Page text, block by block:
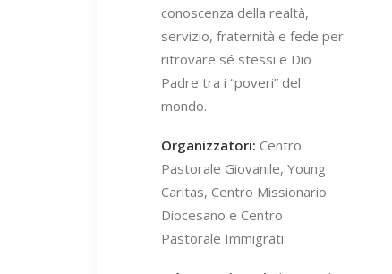
conoscenza della realtà,
servizio, fraternità e fede per
ritrovare sé stessi e Dio
Padre tra i “poveri” del
mondo.
Organizzatori: Centro
Pastorale Giovanile, Young
Caritas, Centro Missionario
Diocesano e Centro
Pastorale Immigrati